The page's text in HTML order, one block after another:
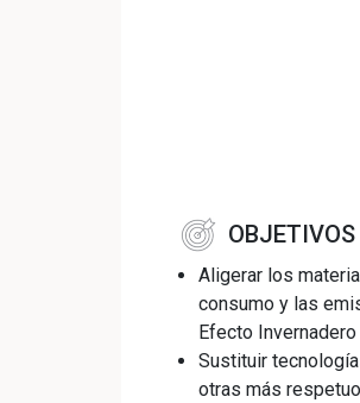
OBJETIVOS
Aligerar los
consumo y las
Efecto
Sustituir
otras más